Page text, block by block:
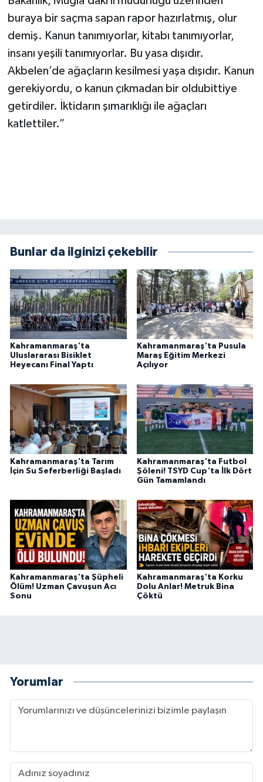
buraya bir saçma sapan rapor hazırlatmış, olur
demiş. Kanun tanımıyorlar, kitabı tanımıyorlar,
insanı yeşili tanımıyorlar. Bu yasa dışıdır.
Akbelen’de ağaçların kesilmesi yaşa dışıdır. Kanun
gerekiyordu, o kanun çıkmadan bir oldubittiye
getirdiler. İktidarın şımarıklığı ile ağaçları
katlettiler.”
Bunlar da ilginizi çekebilir
Kahramanmaraş'ta
Uluslararası Bisiklet
Heyecanı Final Yaptı
Kahramanmaraş'ta Pusula
Maraş Eğitim Merkezi
Açılıyor
Kahramanmaraş'ta Tarım
İçin Su Seferberliği Başladı
Kahramanmaraş'ta Futbol
Şöleni! TSYD Cup'ta İlk Dört
Gün Tamamlandı
Kahramanmaraş'ta Şüpheli
Ölüm! Uzman Çavuşun Acı
Sonu
Kahramanmaraş'ta Korku
Dolu Anlar! Metruk Bina
Çöktü
Yorumlar